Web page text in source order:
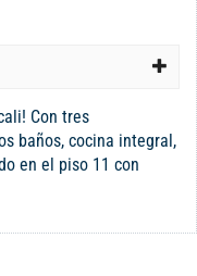
Con tres
baños, cocina integral,
en el piso 11 con
metro de la 70 y cerca
parque infantil,